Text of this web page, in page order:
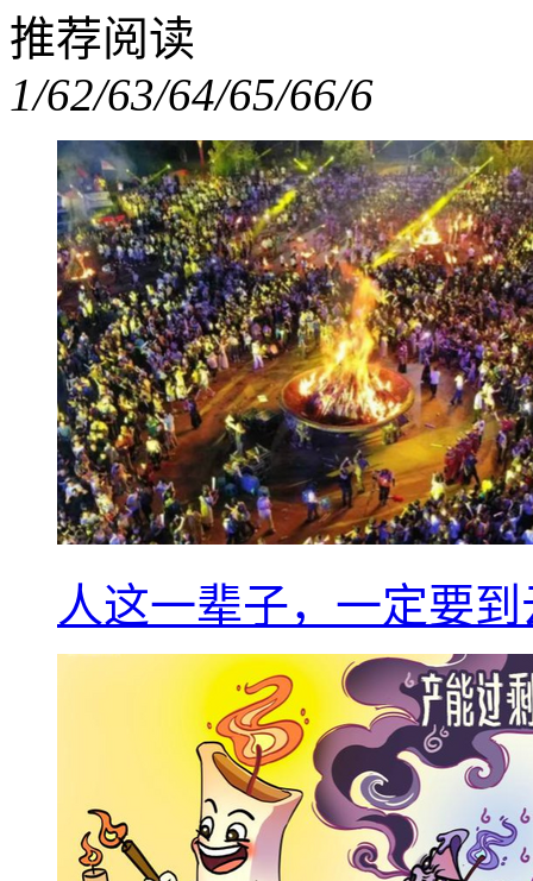
推荐阅读
1/62/63/64/65/66/6
人这一辈子，一定要